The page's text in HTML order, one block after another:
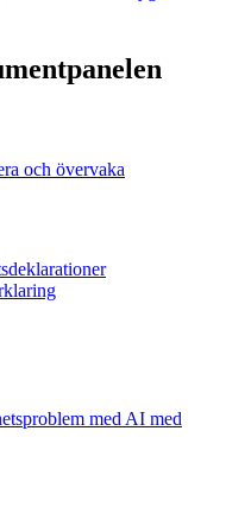
och övervaka
med AI med